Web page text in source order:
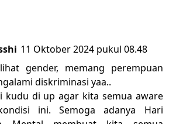
11 Oktober 2024 pukul 08.48
gender, memang perempuan
diskriminasi yaa..
kudu di up agar kita semua aware
ini. Semoga adanya Hari